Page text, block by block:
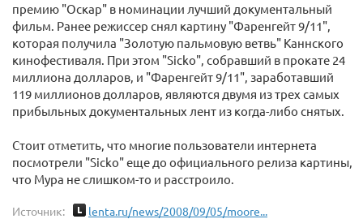
премию "Оскар" в номинации лучший документальный
фильм. Ранее режиссер снял картину "Фаренгейт 9/11",
которая получила "Золотую пальмовую ветвь" Каннского
кинофестиваля. При этом "Sicko", собравший в прокате 24
миллиона долларов, и "Фаренгейт 9/11", заработавший
119 миллионов долларов, являются двумя из трех самых
прибыльных документальных лент из когда-либо снятых.
Стоит отметить, что многие пользователи интернета
посмотрели "Sicko" еще до официального релиза картины,
что Мура не слишком-то и расстроило.
Источник: lenta.ru/news/2008/09/05/moore...